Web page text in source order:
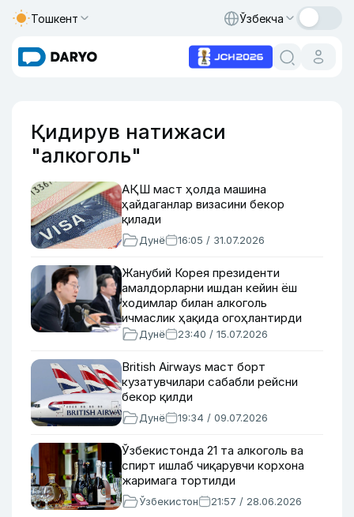
Тошкент Ўзбекча
Қидирув натижаси
"алкоголь"
АҚШ маст ҳолда машина
ҳайдаганлар визасини бекор
қилади
Дунё 16:05 / 31.07.2026
Жанубий Корея президенти
амалдорларни ишдан кейин ёш
ходимлар билан алкоголь
ичмаслик ҳақида огоҳлантирди
Дунё 23:40 / 15.07.2026
British Airways маст борт
кузатувчилари сабабли рейсни
бекор қилди
Дунё 19:34 / 09.07.2026
Ўзбекистонда 21 та алкоголь ва
спирт ишлаб чиқарувчи корхона
жаримага тортилди
Ўзбекистон 21:57 / 28.06.2026